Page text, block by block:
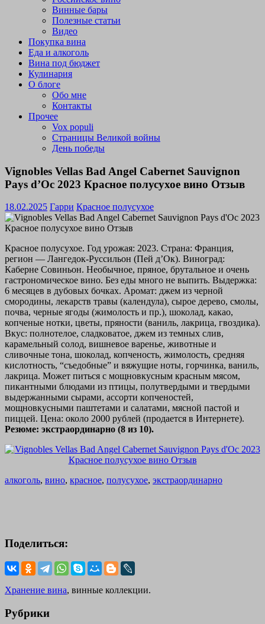
Винные бары
Полезные статьи
Видео
Покупка вина
Еда и алкоголь
Вина под бюджет
Кулинария
О блоге
Обо мне
Контакты
Прочее
Vox populi
Страницы Великой войны
День победы
Vignobles Vellas Bad Angel Cabernet Sauvignon
Pays d’Oc 2023 Красное полусухое вино Отзыв
18.02.2025 Гарри Красное полусухое
Красное полусухое. Год урожая: 2023. Страна: Франция,
регион — Лангедок-Руссильон (Пей д’Ок). Виноград:
Каберне Совиньон. Необычное, пряное, брутальное и очень
гастрономическое вино. Без еды много не выпить. Выдержка:
6 месяцев в дубовых бочках. Аромат: джем из черной
смородины, лекарств травы (календула), сырое дерево, смолы,
почва, черные ягоды (жимолость и пр.), шоколад, какао,
копченые нотки, цветы, пряности (ваниль, лакрица, гвоздика).
Вкус: полнотелое, сладковатое, джем из темных слив,
карамельный солод, вишневое варенье, животные и
сливочные тона, шоколад, копченость, жимолость, средняя
кислотность, “съедобные” и вяжущие ноты, горчинка, ваниль,
лакрица. Может питься с мощновкусным красным мясом,
пикантными блюдами из птицы, полутвердыми и твердыми
выдержанными сырами, ассорти копченостей,
мощновкусными паштетами и салатами, мясной пастой и
пиццей. Цена: около 2000 рублей (продается в Интернете).
Резюме: экстраординарно (8 из 10).
алкоголь, вино, красное, полусухое, экстраординарно
Поделиться:
Хранение вина, винные коллекции.
Рубрики